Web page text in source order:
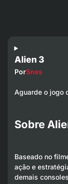
Alien 3
PorSnes
Aguarde o jogo
Sobre
Baseado no
ação e
demais